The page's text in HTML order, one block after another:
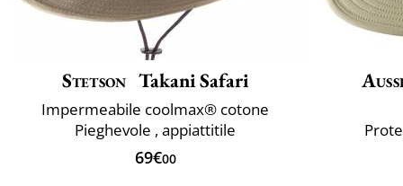
Stetson Takani Safari
Impermeabile coolmax® cotone
Pieghevole , appiattitile
69€00